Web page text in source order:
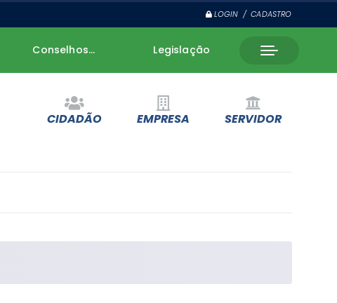
LOGIN / CADASTRO
Conselhos... Legislação
CIDADÃO EMPRESA SERVIDOR